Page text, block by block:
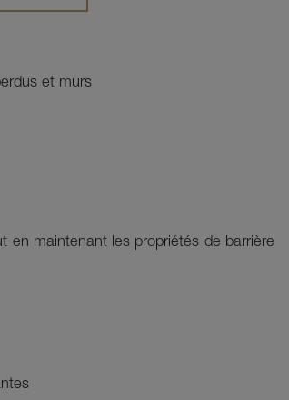
et murs
en maintenant les propriétés de barrière